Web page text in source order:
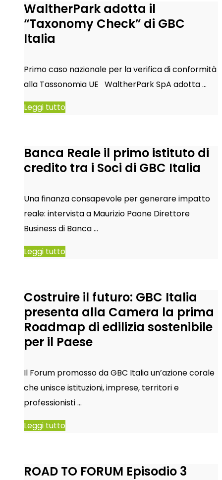
WaltherPark adotta il
“Taxonomy Check” di GBC
Italia
Primo caso nazionale per la verifica di conformità
alla Tassonomia UE WaltherPark SpA adotta …
Leggi tutto
Banca Reale il primo istituto di
credito tra i Soci di GBC Italia
Una finanza consapevole per generare impatto
reale: intervista a Maurizio Paone Direttore
Business di Banca …
Leggi tutto
Costruire il futuro: GBC Italia
presenta alla Camera la prima
Roadmap di edilizia sostenibile
per il Paese
Il Forum promosso da GBC Italia un’azione corale
che unisce istituzioni, imprese, territori e
professionisti …
Leggi tutto
ROAD TO FORUM Episodio 3